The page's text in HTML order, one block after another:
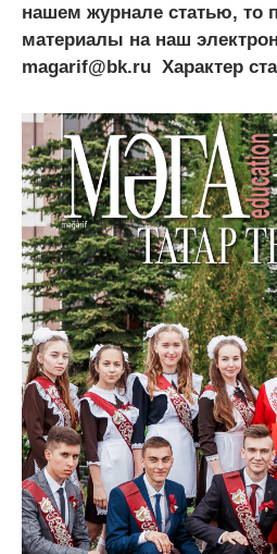
нашем журнале статью, то
материалы на наш
magarif@bk.ru Характер